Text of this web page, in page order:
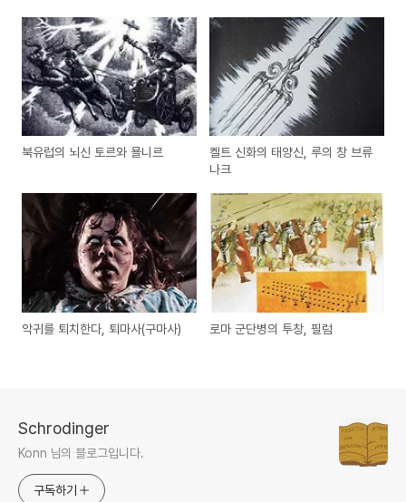
북유럽의 뇌신 토르와 묠니르
켈트 신화의 태양신, 루의 창 브류
나크
악귀를 퇴치한다, 퇴마사(구마사) 로마 군단병의 투창, 필럼
Schrodinger
Konn 님의 블로그입니다.
구독하기